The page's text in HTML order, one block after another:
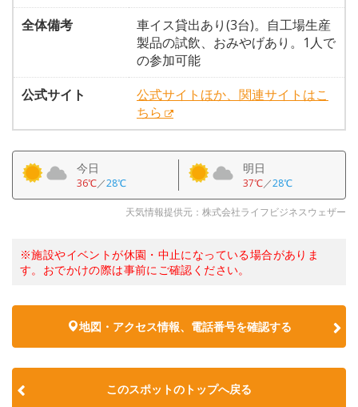
全体備考
車イス貸出あり(3台)。自工場生産
製品の試飲、おみやげあり。1人で
の参加可能
公式サイト
公式サイトほか、関連サイトはこ
ちら
今日
36℃／28℃
明日
37℃／28℃
天気情報提供元：株式会社ライフビジネスウェザー
※施設やイベントが休園・中止になっている場合がありま
す。おでかけの際は事前にご確認ください。
地図・アクセス情報、電話番号を確認する
このスポットのトップへ戻る